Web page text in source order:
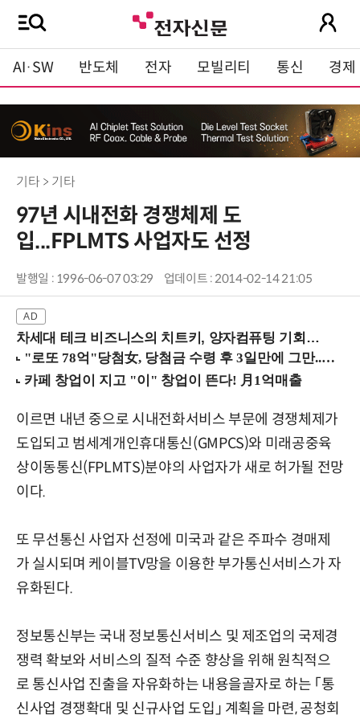
AI·SW 반도체 전자 모빌리티 통신 경제
기타 > 기타
97년 시내전화 경쟁체제 도
입...FPLMTS 사업자도 선정
발행일 : 1996-06-07 03:29 업데이트 : 2014-02-14 21:05
차세대 테크 비즈니스의 치트키, 양자컴퓨팅 기회를 선점하라! (8/28 강남역)
이르면 내년 중으로 시내전화서비스 부문에 경쟁체제가
도입되고 범세계개인휴대통신(GMPCS)와 미래공중육
상이동통신(FPLMTS)분야의 사업자가 새로 허가될 전망
이다.
또 무선통신 사업자 선정에 미국과 같은 주파수 경매제
가 실시되며 케이블TV망을 이용한 부가통신서비스가 자
유화된다.
정보통신부는 국내 정보통신서비스 및 제조업의 국제경
쟁력 확보와 서비스의 질적 수준 향상을 위해 원칙적으
로 통신사업 진출을 자유화하는 내용을골자로 하는 「통
신사업 경쟁확대 및 신규사업 도입」 계획을 마련, 공청회